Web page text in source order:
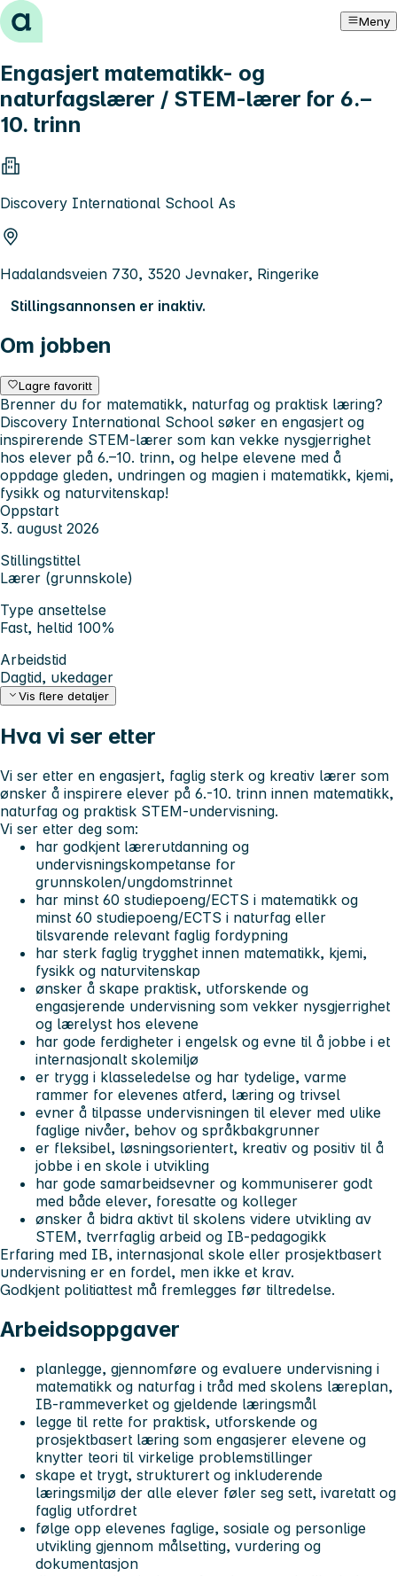
Hopp til innhold Meny
Engasjert matematikk- og
naturfagslærer / STEM-lærer for 6.–
10. trinn
Discovery International School As
Hadalandsveien 730, 3520 Jevnaker, Ringerike
Stillingsannonsen er inaktiv.
Om jobben
Lagre favoritt
Brenner du for matematikk, naturfag og praktisk læring?
Discovery International School søker en engasjert og
inspirerende STEM-lærer som kan vekke nysgjerrighet
hos elever på 6.–10. trinn, og helpe elevene med å
oppdage gleden, undringen og magien i matematikk, kjemi,
fysikk og naturvitenskap!
Oppstart
3. august 2026
Stillingstittel
Lærer (grunnskole)
Type ansettelse
Fast, heltid 100%
Arbeidstid
Dagtid, ukedager
Vis flere detaljer
Hva vi ser etter
Vi ser etter en engasjert, faglig sterk og kreativ lærer som
ønsker å inspirere elever på 6.-10. trinn innen matematikk,
naturfag og praktisk STEM-undervisning.
Vi ser etter deg som:
har godkjent lærerutdanning og
undervisningskompetanse for
grunnskolen/ungdomstrinnet
har minst 60 studiepoeng/ECTS i matematikk og
minst 60 studiepoeng/ECTS i naturfag eller
tilsvarende relevant faglig fordypning
har sterk faglig trygghet innen matematikk, kjemi,
fysikk og naturvitenskap
ønsker å skape praktisk, utforskende og
engasjerende undervisning som vekker nysgjerrighet
og lærelyst hos elevene
har gode ferdigheter i engelsk og evne til å jobbe i et
internasjonalt skolemiljø
er trygg i klasseledelse og har tydelige, varme
rammer for elevenes atferd, læring og trivsel
evner å tilpasse undervisningen til elever med ulike
faglige nivåer, behov og språkbakgrunner
er fleksibel, løsningsorientert, kreativ og positiv til å
jobbe i en skole i utvikling
har gode samarbeidsevner og kommuniserer godt
med både elever, foresatte og kolleger
ønsker å bidra aktivt til skolens videre utvikling av
STEM, tverrfaglig arbeid og IB-pedagogikk
Erfaring med IB, internasjonal skole eller prosjektbasert
undervisning er en fordel, men ikke et krav.
Godkjent politiattest må fremlegges før tiltredelse.
Arbeidsoppgaver
planlegge, gjennomføre og evaluere undervisning i
matematikk og naturfag i tråd med skolens læreplan,
IB-rammeverket og gjeldende læringsmål
legge til rette for praktisk, utforskende og
prosjektbasert læring som engasjerer elevene og
knytter teori til virkelige problemstillinger
skape et trygt, strukturert og inkluderende
læringsmiljø der alle elever føler seg sett, ivaretatt og
faglig utfordret
følge opp elevenes faglige, sosiale og personlige
utvikling gjennom målsetting, vurdering og
dokumentasjon